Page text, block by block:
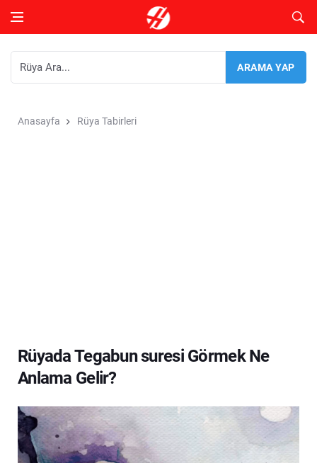
Anasayfa Rüya Tabirleri
Rüyada Tegabun suresi Görmek Ne
Anlama Gelir?